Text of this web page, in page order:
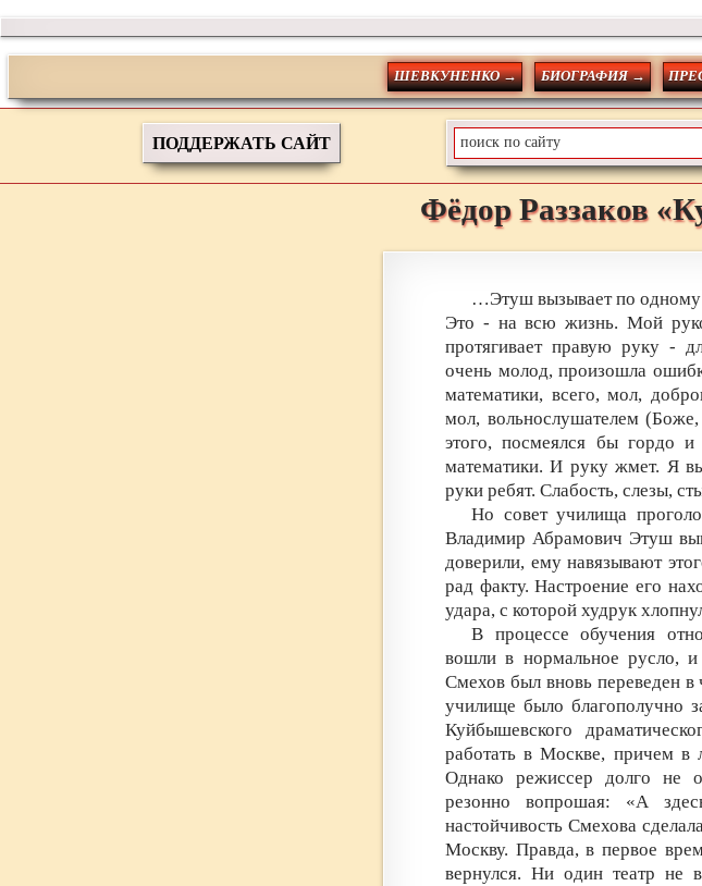
ШЕВКУНЕНКО → БИОГРАФИЯ →
ПОДДЕРЖАТЬ САЙТ
Фёдор Раззаков
…Этуш вызывает по одному
Это - на всю жизнь. Мой
протягивает правую руку -
очень молод, произошла
математики, всего, мол,
мол, вольнослушателем
этого, посмеялся бы гордо
математики. И руку жмет. Я
руки ребят. Слабость, слезы,
Но совет училища
Владимир Абрамович Этуш
доверили, ему навязывают
рад факту. Настроение его
удара, с которой худрук
В процессе обучения
вошли в нормальное русло, и
Смехов был вновь переведен
училище было благополучно
Куйбышевского
работать в Москве, причем в
Однако режиссер долго не
резонно вопрошая: «А
настойчивость Смехова
Москву. Правда, в первое
вернулся. Ни один театр не